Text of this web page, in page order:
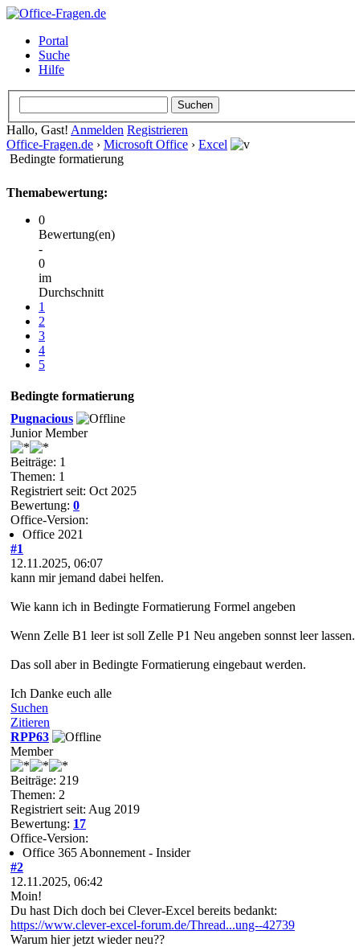
Portal
Suche
Hilfe
Hallo, Gast! Anmelden Registrieren
Office-Fragen.de › Microsoft Office › Excel
Bedingte formatierung
Themabewertung:
0
Bewertung(en)
-
0
im
Durchschnitt
1
2
3
4
5
Bedingte formatierung
Pugnacious
Junior Member
Beiträge: 1
Themen: 1
Registriert seit: Oct 2025
Bewertung: 0
Office-Version:
Office 2021
#1
12.11.2025, 06:07
kann mir jemand dabei helfen.
Wie kann ich in Bedingte Formatierung Formel angeben
Wenn Zelle B1 leer ist soll Zelle P1 Neu angeben sonnst leer lassen.
Das soll aber in Bedingte Formatierung eingebaut werden.
Ich Danke euch alle
Suchen
Zitieren
RPP63
Member
Beiträge: 219
Themen: 2
Registriert seit: Aug 2019
Bewertung: 17
Office-Version:
Office 365 Abonnement - Insider
#2
12.11.2025, 06:42
Moin!
Du hast Dich doch bei Clever-Excel bereits bedankt:
https://www.clever-excel-forum.de/Thread...ung--42739
Warum hier jetzt wieder neu??